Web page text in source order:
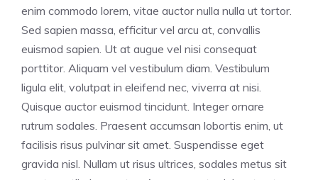
enim commodo lorem, vitae auctor nulla nulla ut tortor.
Sed sapien massa, efficitur vel arcu at, convallis
euismod sapien. Ut at augue vel nisi consequat
porttitor. Aliquam vel vestibulum diam. Vestibulum
ligula elit, volutpat in eleifend nec, viverra at nisi.
Quisque auctor euismod tincidunt. Integer ornare
rutrum sodales. Praesent accumsan lobortis enim, ut
facilisis risus pulvinar sit amet. Suspendisse eget
gravida nisl. Nullam ut risus ultrices, sodales metus sit